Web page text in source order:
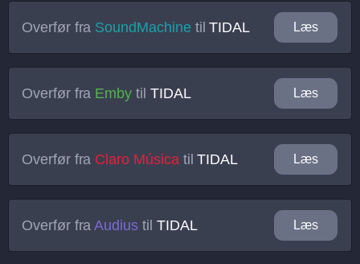
Overfør fra SoundMachine tilTIDAL Læs
Overfør fra Emby til TIDAL Læs
Overfør fra Claro Música tilTIDAL Læs
Overfør fraAudius til TIDAL Læs